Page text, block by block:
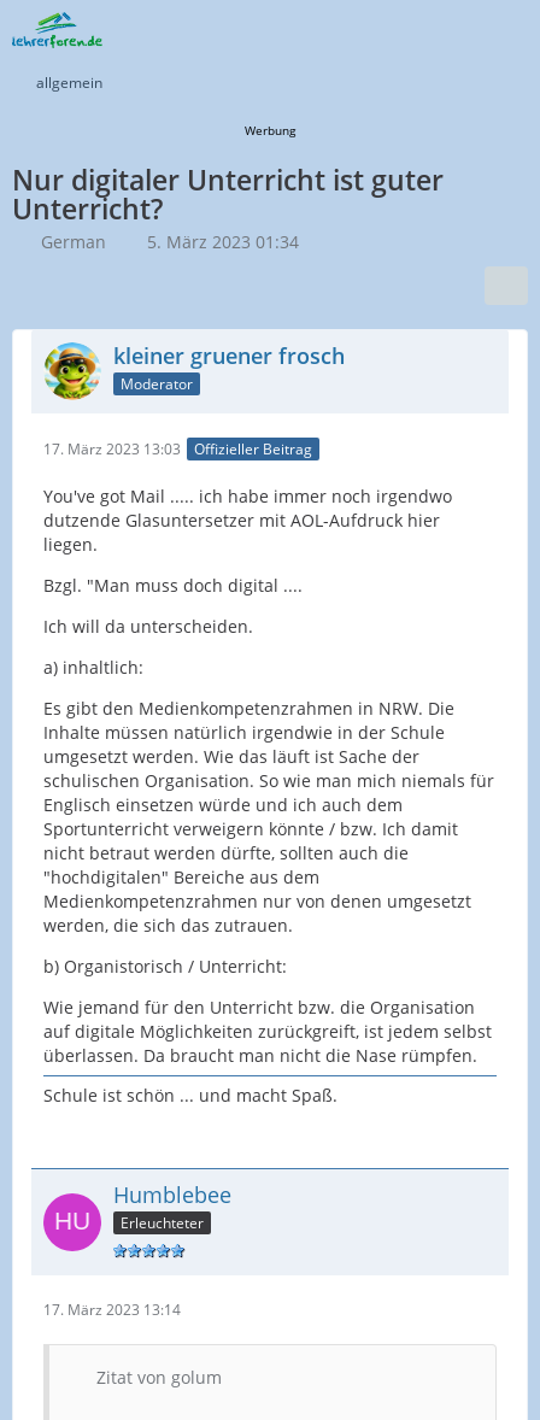
allgemein
Werbung
Nur digitaler Unterricht ist guter
Unterricht?
German 5. März 2023 01:34
kleiner gruener frosch
Moderator
17. März 2023 13:03 Offizieller Beitrag
You've got Mail ..... ich habe immer noch irgendwo
dutzende Glasuntersetzer mit AOL-Aufdruck hier
liegen.
Bzgl. "Man muss doch digital ....
Ich will da unterscheiden.
a) inhaltlich:
Es gibt den Medienkompetenzrahmen in NRW. Die
Inhalte müssen natürlich irgendwie in der Schule
umgesetzt werden. Wie das läuft ist Sache der
schulischen Organisation. So wie man mich niemals für
Englisch einsetzen würde und ich auch dem
Sportunterricht verweigern könnte / bzw. Ich damit
nicht betraut werden dürfte, sollten auch die
"hochdigitalen" Bereiche aus dem
Medienkompetenzrahmen nur von denen umgesetzt
werden, die sich das zutrauen.
b) Organistorisch / Unterricht:
Wie jemand für den Unterricht bzw. die Organisation
auf digitale Möglichkeiten zurückgreift, ist jedem selbst
überlassen. Da braucht man nicht die Nase rümpfen.
Schule ist schön ... und macht Spaß.
Humblebee
Erleuchteter
17. März 2023 13:14
Zitat von golum